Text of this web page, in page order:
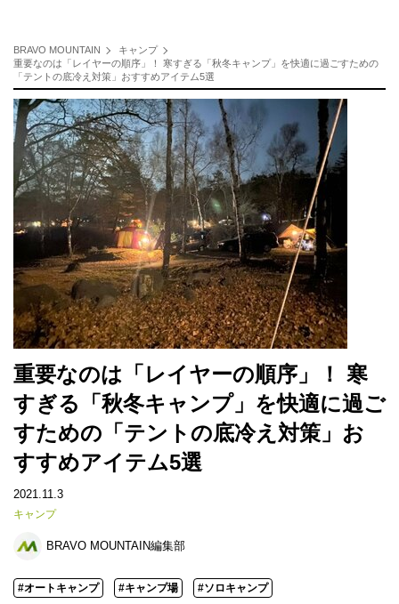
BRAVO MOUNTAIN
キャンプ
重要なのは「レイヤーの順序」！ 寒すぎる「秋冬キャンプ」を快適に過ごすための
「テントの底冷え対策」おすすめアイテム5選
重要なのは「レイヤーの順序」！ 寒
すぎる「秋冬キャンプ」を快適に過ご
すための「テントの底冷え対策」お
すすめアイテム5選
2021.11.3
キャンプ
BRAVO MOUNTAIN編集部
#オートキャンプ #キャンプ場 #ソロキャンプ